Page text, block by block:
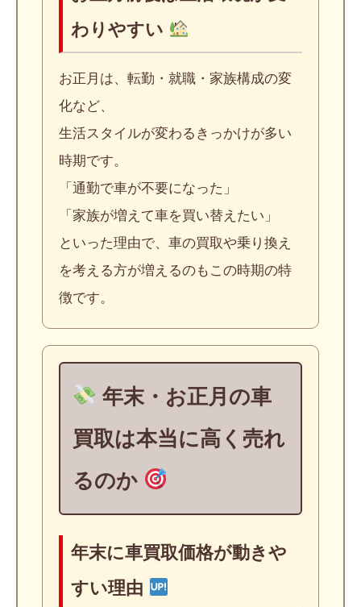
わりやすい
お正月は、転勤・就職・家族構成の変
化など、
生活スタイルが変わるきっかけが多い
時期です。
「通勤で車が不要になった」
「家族が増えて車を買い替えたい」
といった理由で、車の買取や乗り換え
を考える方が増えるのもこの時期の特
徴です。
年末・お正月の車
買取は本当に高く売れ
るのか
年末に車買取価格が動きや
すい理由